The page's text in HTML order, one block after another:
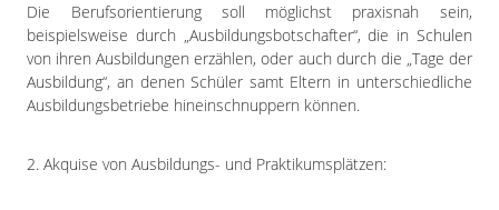
Die Berufsorientierung soll möglichst praxisnah sein,
beispielsweise durch „Ausbildungsbotschafter“, die in Schulen
von ihren Ausbildungen erzählen, oder auch durch die „Tage der
Ausbildung“, an denen Schüler samt Eltern in unterschiedliche
Ausbildungsbetriebe hineinschnuppern können.
2. Akquise von Ausbildungs- und Praktikumsplätzen: